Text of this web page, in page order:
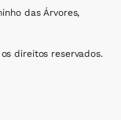
das Árvores,
direitos reservados.